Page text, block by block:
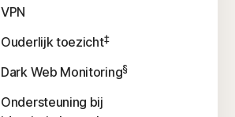
VPN
Ouderlijk toezicht‡
Dark Web Monitoring§
Ondersteuning bij